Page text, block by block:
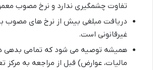
تفاوت چشمگیری ندارد و نرخ مصوب
دریافت مبلغی بیش از نرخ های مصوب
غیرقانونی است.
همیشه توصیه می شود که تمامی بدهی
مالیات، عوارض) قبل از مراجعه به